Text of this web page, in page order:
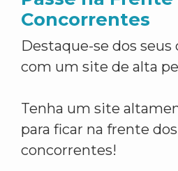
Concorrentes
Destaque-se dos
com um site de alta
Tenha um site
para ficar na frente
concorrentes!